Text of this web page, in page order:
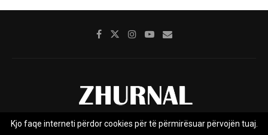
Rreth nesh Impresumi Marketing Kontakt
Kjo faqe interneti përdor cookies për të përmirësuar përvojën tuaj.